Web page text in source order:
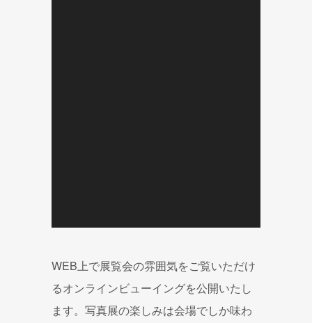
WEB上で展覧会の雰囲気をご覧いただけ
るオンラインビューイングを公開いたし
ます。写真展の楽しみは会場でしか味わ